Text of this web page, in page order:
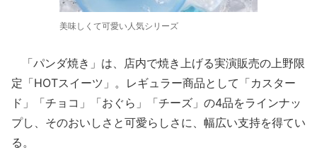
美味しくて可愛い人気シリーズ
「パンダ焼き」は、店内で焼き上げる実演販売の上野限
定「HOTスイーツ」。レギュラー商品として「カスター
ド」「チョコ」「おぐら」「チーズ」の4品をラインナッ
プし、そのおいしさと可愛らしさに、幅広い支持を得てい
る。